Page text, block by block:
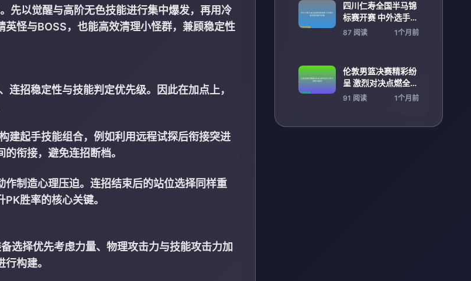
先以觉醒与高阶无色技能进行集中爆发，再用冷
怪与BOSS，也能高效清理小怪群，兼顾稳定性
招稳定性与技能判定优先级。因此在加点上，
建起手技能组合，例如利用远程试探后衔接突进
衔接，避免连招断档。
制造心理压迫。连招结束后的站位选择同样重
胜率的核心关键。
选择优先考虑力量、物理攻击力与技能攻击力加
构建。
四川仁寿全国半马锦
标赛开赛 中外选手激
烈角逐争夺荣誉
87 阅读 1个月前
伦敦男篮决赛精彩纷
呈 激烈对决点燃全场
观众激情
91 阅读 1个月前